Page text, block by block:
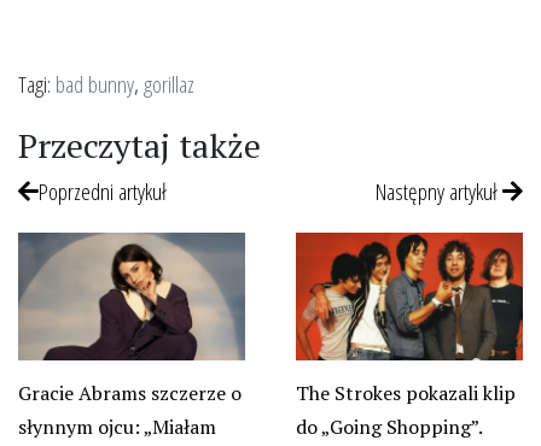
Tagi: bad bunny,gorillaz
Przeczytaj także
Poprzedni artykuł
Gracie Abrams szczerze o
słynnym ojcu: „Miałam
Następny artykuł
The Strokes pokazali klip
do „Going Shopping”.